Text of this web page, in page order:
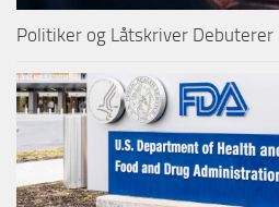
Politiker og Låtskriver Debuterer